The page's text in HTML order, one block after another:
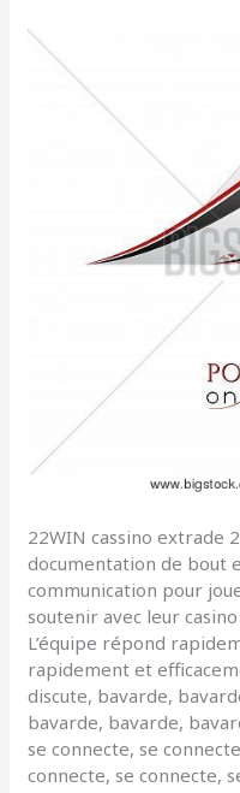
22WIN cassino extrade
documentation de bout
communication pour
soutenir avec leur
L’équipe répond
rapidement et
discute, bavarde,
bavarde, bavarde,
se connecte, se
connecte, se connecte,